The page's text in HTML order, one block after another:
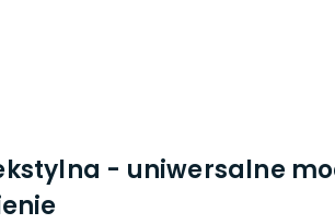
- uniwersalne